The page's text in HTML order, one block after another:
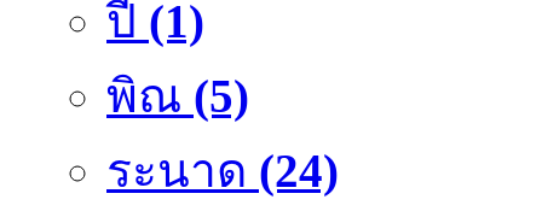
ปี่ (1)
พิณ (5)
ระนาด (24)